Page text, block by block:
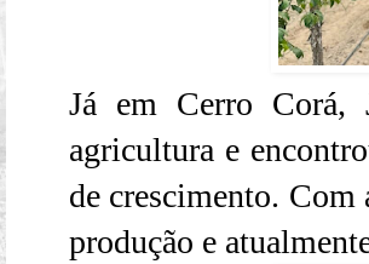
Já em Cerro Corá,
agricultura e
de crescimento.
produção e